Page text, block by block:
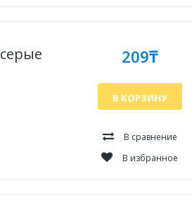
209₸
В КОРЗИНУ
В сравнение
В избранное